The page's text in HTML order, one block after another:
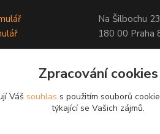
Na Šilbochu
180 00 Praha
Odkaz na
Zpracování cookies
Váš souhlas s použitím souborů
týkající se Vašich zájmů.